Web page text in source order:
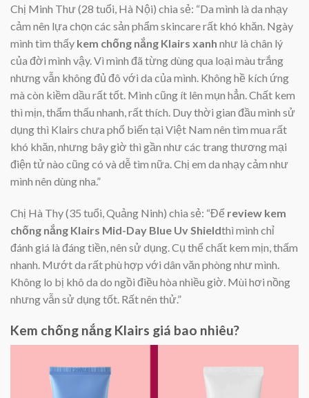
Chị Minh Thư (28 tuổi, Hà Nội) chia sẻ: “Da mình là da nhạy
cảm nên lựa chọn các sản phẩm skincare rất khó khăn. Ngày
mình tìm thấy kem chống nắng Klairs xanh như là chân lý
của đời mình vậy. Vì mình đã từng dùng qua loại màu trắng
nhưng vẫn không đủ đô với da của mình. Không hề kích ứng
mà còn kiềm dầu rất tốt. Mình cũng ít lên mụn hẳn. Chất kem
thì mịn, thẩm thấu nhanh, rất thích. Duy thời gian đầu mình sử
dụng thì Klairs chưa phổ biến tại Việt Nam nên tìm mua rất
khó khăn, nhưng bây giờ thì gần như các trang thương mại
điện tử nào cũng có và dễ tìm nữa. Chị em da nhạy cảm như
mình nên dùng nha.”
Chị Hà Thy (35 tuổi, Quảng Ninh) chia sẻ: “Để review kem
chống nắng Klairs Mid-Day Blue Uv Shieldthì mình chỉ
đánh giá là đáng tiền, nên sử dụng. Cụ thể chất kem mịn, thấm
nhanh. Mướt da rất phù hợp với dân văn phòng như mình.
Không lo bị khô da do ngồi điều hòa nhiều giờ. Mùi hơi nồng
nhưng vẫn sử dụng tốt. Rất nên thử.”
Kem chống nắng Klairs giá bao nhiêu?